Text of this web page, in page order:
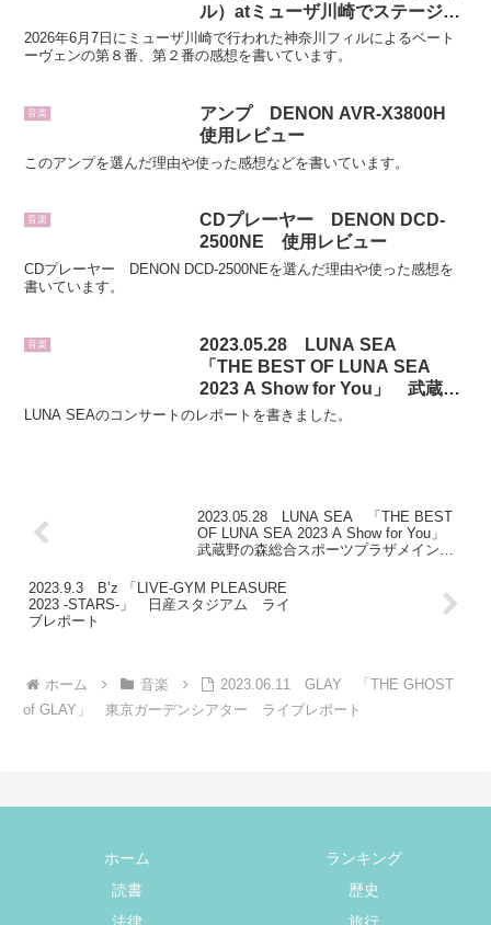
ル）atミューザ川崎でステージ裏
から見る楽しみを知りました。
2026年6月7日にミューザ川崎で行われた神奈川フィルによるベート
ーヴェンの第８番、第２番の感想を書いています。
音楽
アンプ DENON AVR-X3800H
使用レビュー
このアンプを選んだ理由や使った感想などを書いています。
音楽
CDプレーヤー DENON DCD-
2500NE 使用レビュー
CDプレーヤー DENON DCD-2500NEを選んだ理由や使った感想を
書いています。
音楽
2023.05.28 LUNA SEA
「THE BEST OF LUNA SEA
2023 A Show for You」 武蔵野
の森総合スポーツプラザメインア
LUNA SEAのコンサートのレポートを書きました。
2023.05.28 LUNA SEA 「THE BEST
OF LUNA SEA 2023 A Show for You」
武蔵野の森総合スポーツプラザメインア
2023.9.3 B’z 「LIVE-GYM PLEASURE
2023 -STARS-」 日産スタジアム ライ
ブレポート
ホーム 音楽
2023.06.11 GLAY 「THE GHOST
of GLAY」 東京ガーデンシアター ライブレポート
ホーム
ランキング
読書
歴史
法律
旅行